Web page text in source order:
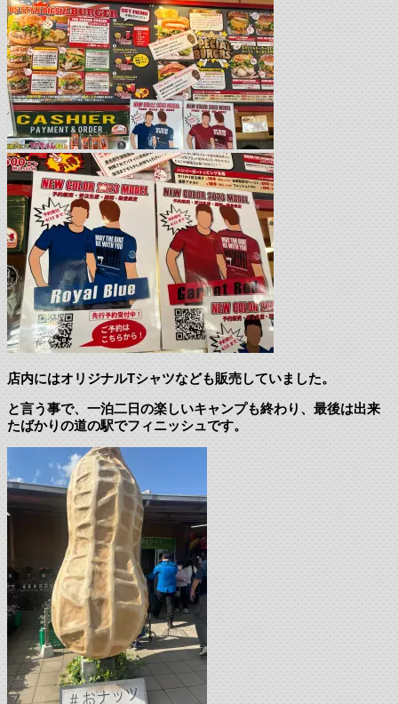
店内にはオリジナルTシャツなども販売していました。
と言う事で、一泊二日の楽しいキャンプも終わり、最後は出来
たばかりの道の駅でフィニッシュです。